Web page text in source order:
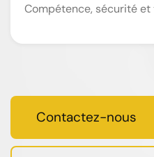
Compétence, sécurité
Contactez-nous